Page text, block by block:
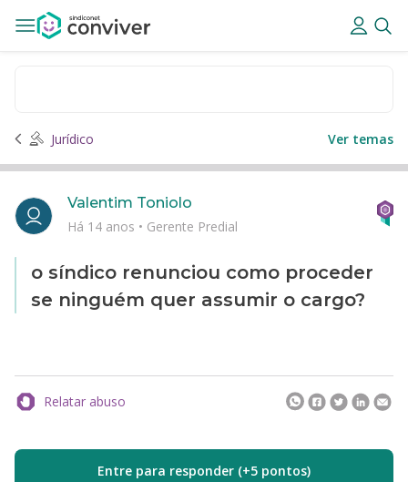
Jurídico Ver temas
o síndico renunciou como proceder
se ninguém quer assumir o cargo?
Valentim Toniolo
Há 14 anos • Gerente Predial
Relatar abuso
Entre para responder (+5 pontos)